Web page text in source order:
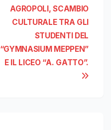
AGROPOLI, SCAMBIO
CULTURALE TRA GLI
STUDENTI DEL
“GYMNASIUM MEPPEN”
E IL LICEO “A. GATTO”.